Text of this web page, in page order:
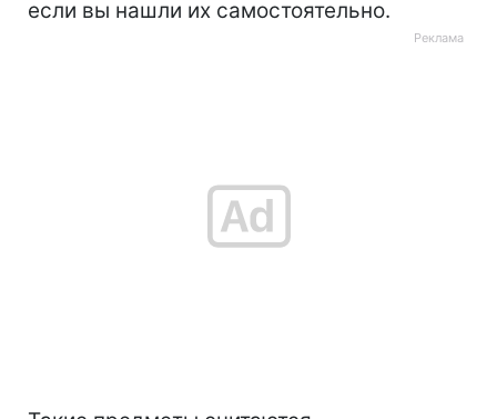
если вы нашли их самостоятельно.